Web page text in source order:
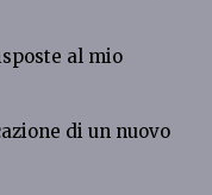
al mio
di un nuovo